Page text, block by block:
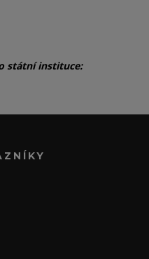
státní instituce: